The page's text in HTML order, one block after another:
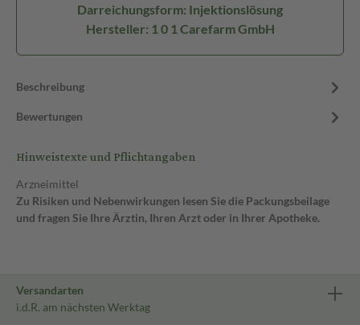
Darreichungsform: Injektionslösung
Hersteller: 1 0 1 Carefarm GmbH
Beschreibung
Bewertungen
Hinweistexte und Pflichtangaben
Arzneimittel
Zu Risiken und Nebenwirkungen lesen Sie die Packungsbeilage
und fragen Sie Ihre Ärztin, Ihren Arzt oder in Ihrer Apotheke.
Versandarten
i.d.R. am nächsten Werktag